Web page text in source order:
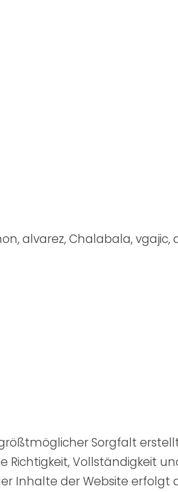
alvarez, Chalabala, vgajic,
Sorgfalt
Richtigkeit, Vollständigkeit
Inhalte der Website erfolgt